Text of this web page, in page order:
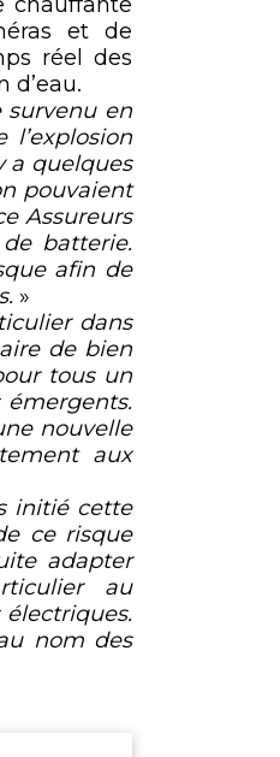
et de
réel des
d’eau.
survenu en
a quelques
pouvaient
Assureurs
batterie.
afin de
»
dans
de bien
tous un
nouvelle
aux
initié cette
ce risque
adapter
au
nom des
L’ASSURANCE
FRANÇAISE
2025